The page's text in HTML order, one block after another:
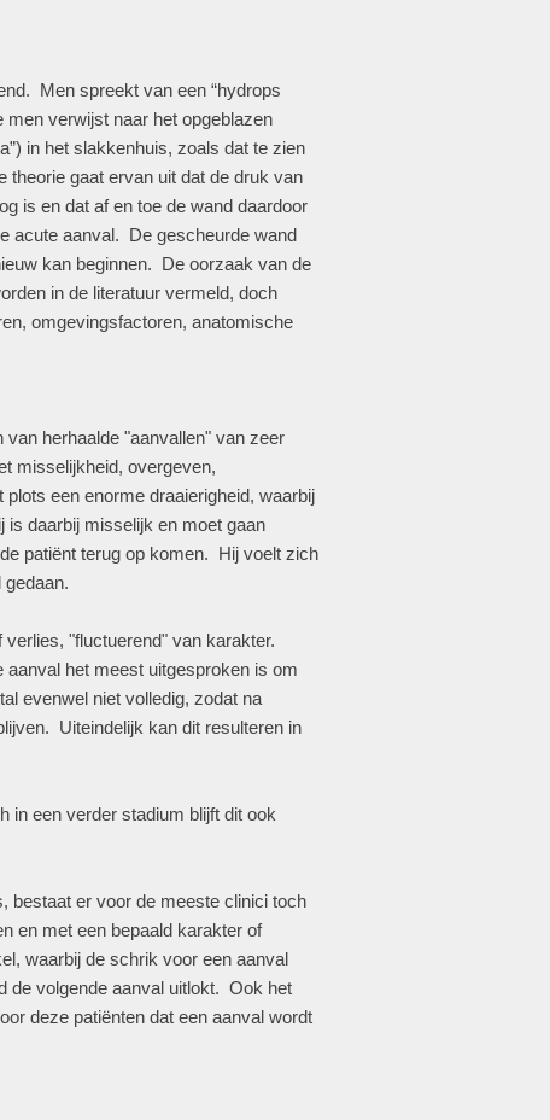
Men spreekt van een “hydrops
men verwijst naar het opgeblazen
in het slakkenhuis, zoals dat te zien
gaat ervan uit dat de druk van
is en dat af en toe de wand daardoor
acute aanval. De gescheurde wand
kan beginnen. De oorzaak van de
in de literatuur vermeld, doch
omgevingsfactoren, anatomische
herhaalde "aanvallen" van zeer
misselijkheid, overgeven,
een enorme draaierigheid, waarbij
daarbij misselijk en moet gaan
patiënt terug op komen. Hij voelt zich
"fluctuerend" van karakter.
aanval het meest uitgesproken is om
evenwel niet volledig, zodat na
Uiteindelijk kan dit resulteren in
in een verder stadium blijft dit ook
bestaat er voor de meeste clinici toch
en met een bepaald karakter of
waarbij de schrik voor een aanval
de volgende aanval uitlokt. Ook het
deze patiënten dat een aanval wordt